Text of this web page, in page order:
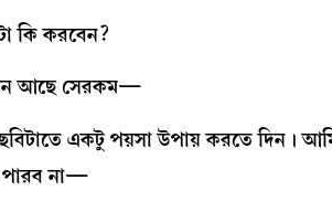
কি করবেন?
আছে সেরকম—
একটু পয়সা উপায় করতে দিন। আমি
না—